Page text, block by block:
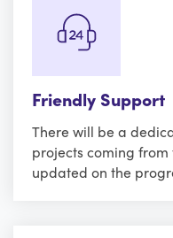
Friendly Support
There will be a
projects coming
updated on the